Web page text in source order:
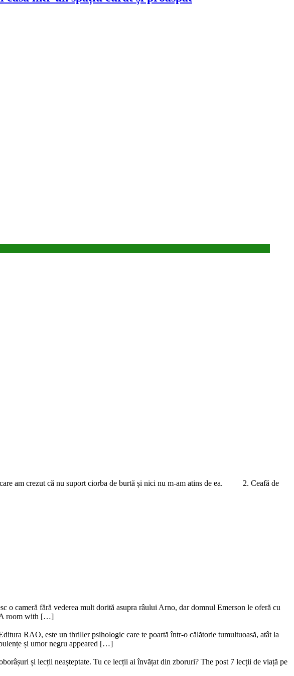
care am crezut că nu suport ciorba de burtă și nici nu m-am atins de ea. 2. Ceafă de
cameră fără vederea mult dorită asupra râului Arno, dar domnul Emerson le oferă cu
A room with […]
RAO, este un thriller psihologic care te poartă într-o călătorie tumultuoasă, atât la
și umor negru appeared […]
și lecții neașteptate. Tu ce lecții ai învățat din zboruri? The post 7 lecții de viață pe